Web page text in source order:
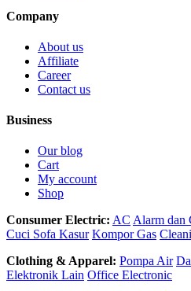
Company
About us
Affiliate
Career
Contact us
Business
Our blog
Cart
My account
Shop
Consumer Electric: AC Alarm dan
Cuci Sofa Kasur Kompor Gas
Clothing & Apparel: Pompa Air
Elektronik Lain Office Electronic